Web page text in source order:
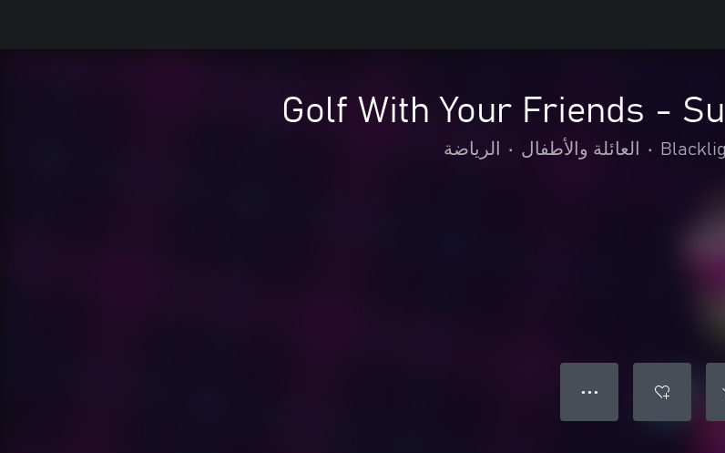
Golf With Your Friends -
• العائلة والأطفال • الرياضة
● ● ●